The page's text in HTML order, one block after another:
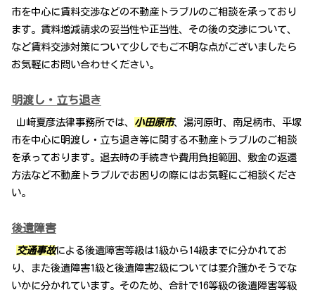
市を中心に賃料交渉などの不動産トラブルのご相談を承っており
ます。賃料増減請求の妥当性や正当性、その後の交渉について、
など賃料交渉対策について少しでもご不明な点がございましたら
お気軽にお問い合わせください。
明渡し・立ち退き
山﨑夏彦法律事務所では、 小田原市、湯河原町、南足柄市、平塚
市を中心に明渡し・立ち退き等に関する不動産トラブルのご相談
を承っております。退去時の手続きや費用負担範囲、敷金の返還
方法など不動産トラブルでお困りの際にはお気軽にご相談くださ
い。
後遺障害
交通事故による後遺障害等級は1級から14級までに分かれてお
り、また後遺障害1級と後遺障害2級については要介護かそうでな
いかに分かれています。そのため、合計で16等級の後遺障害等級